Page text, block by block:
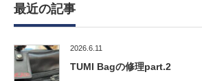
最近の記事
2026.6.11
TUMI Bagの修理part.2